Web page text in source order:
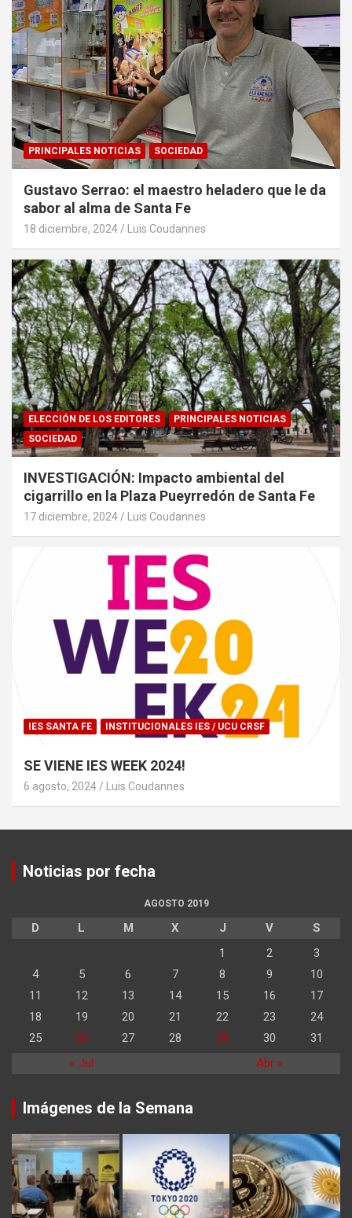
PRINCIPALES NOTICIAS SOCIEDAD
Gustavo Serrao: el maestro heladero que le da
sabor al alma de Santa Fe
18 diciembre, 2024 Luis Coudannes
ELECCIÓN DE LOS EDITORES
PRINCIPALES NOTICIAS
SOCIEDAD
INVESTIGACIÓN: Impacto ambiental del
cigarrillo en la Plaza Pueyrredón de Santa Fe
17 diciembre, 2024 Luis Coudannes
IES SANTA FE INSTITUCIONALES IES / UCU CRSF
SE VIENE IES WEEK 2024!
6 agosto, 2024 Luis Coudannes
Noticias por fecha
AGOSTO 2019
D L M X J V S
« Jul Abr »
1 2
3
4
5 6 7 8 9
10
11
12 13 14 15 16
17
18
19 20 21 22 23
24
25
26 27 28 29 30 31
Imágenes de la Semana